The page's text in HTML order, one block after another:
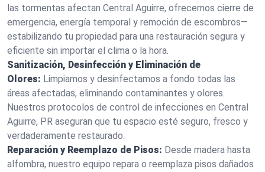
las tormentas afectan Central Aguirre, ofrecemos cierre de
emergencia, energía temporal y remoción de escombros—
estabilizando tu propiedad para una restauración segura y
eficiente sin importar el clima o la hora.
Sanitización, Desinfección y Eliminación de
Olores: Limpiamos y desinfectamos a fondo todas las
áreas afectadas, eliminando contaminantes y olores.
Nuestros protocolos de control de infecciones en Central
Aguirre, PR aseguran que tu espacio esté seguro, fresco y
verdaderamente restaurado.
Reparación y Reemplazo de Pisos: Desde madera hasta
alfombra, nuestro equipo repara o reemplaza pisos dañados